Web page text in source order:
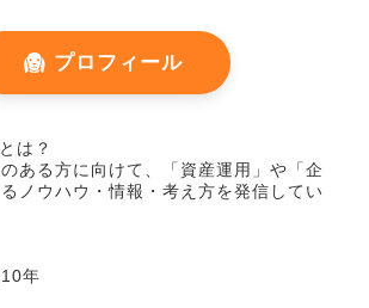
プロフィール
は？
ある方に向けて、「資産運用」や「企
ノウハウ・情報・考え方を発信してい
年